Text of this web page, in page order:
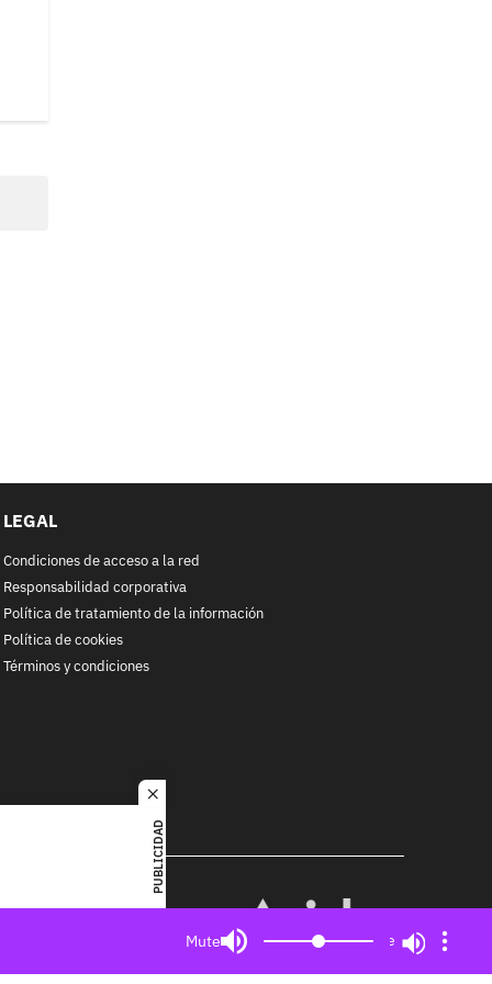
close
PUBLICIDAD
LEGAL
Condiciones de acceso a la red
Responsabilidad corporativa
Política de tratamiento de la información
Política de cookies
Términos y condiciones
Mute
Mute